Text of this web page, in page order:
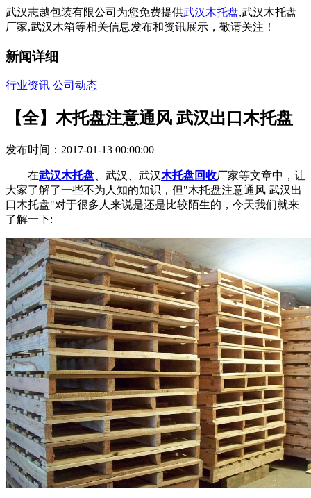
武汉志越包装有限公司为您免费提供武汉木托盘,武汉木托盘
厂家,武汉木箱等相关信息发布和资讯展示，敬请关注！
新闻详细
行业资讯 公司动态
【全】木托盘注意通风 武汉出口木托盘
发布时间：2017-01-13 00:00:00
在武汉木托盘 、武汉、武汉木托盘回收厂家等文章中，让
大家了解了一些不为人知的知识，但"木托盘注意通风 武汉出
口木托盘"对于很多人来说是还是比较陌生的，今天我们就来
了解一下: